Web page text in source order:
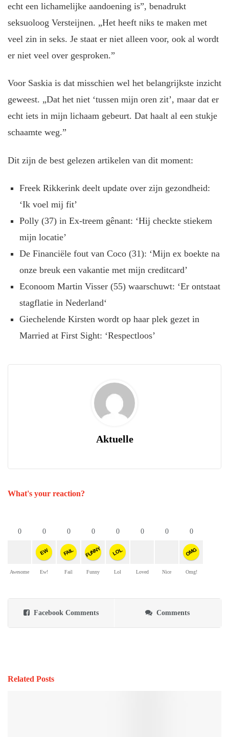
echt een lichamelijke aandoening is”, benadrukt
seksuoloog Versteijnen. „Het heeft niks te maken met
veel zin in seks. Je staat er niet alleen voor, ook al wordt
er niet veel over gesproken.”
Voor Saskia is dat misschien wel het belangrijkste inzicht
geweest. „Dat het niet ‘tussen mijn oren zit’, maar dat er
echt iets in mijn lichaam gebeurt. Dat haalt al een stukje
schaamte weg.”
Dit zijn de best gelezen artikelen van dit moment:
Freek Rikkerink deelt update over zijn gezondheid:
‘Ik voel mij fit’
Polly (37) in Ex-treem gênant: ‘Hij checkte stiekem
mijn locatie’
De Financiële fout van Coco (31): ‘Mijn ex boekte na
onze breuk een vakantie met mijn creditcard’
Econoom Martin Visser (55) waarschuwt: ‘Er ontstaat
stagflatie in Nederland‘
Giechelende Kirsten wordt op haar plek gezet in
Married at First Sight: ‘Respectloos’
Aktuelle
What's your reaction?
0
Awesome
0
EW
Ew!
0
FAIL
Fail
0
FUNNY
Funny
0
LOL
Lol
0
Loved
0
Nice
0
OMG
Omg!
Facebook Comments Comments
Related Posts